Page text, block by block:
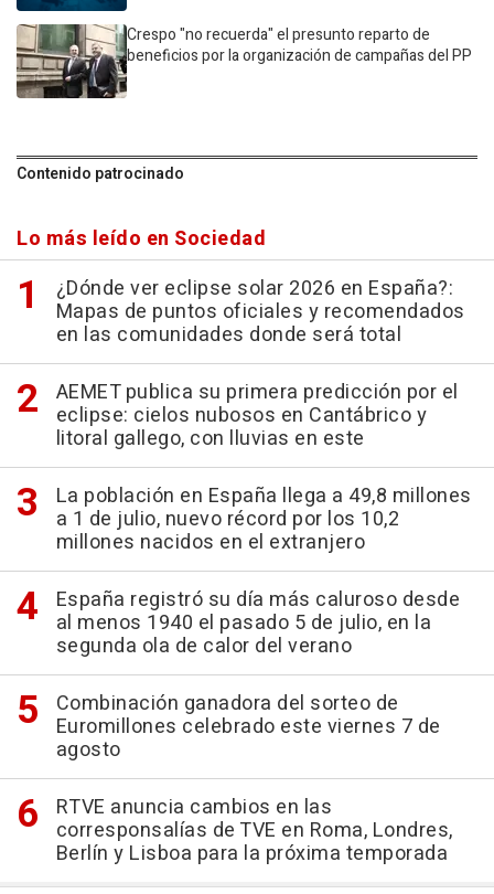
Crespo "no recuerda" el presunto reparto de
beneficios por la organización de campañas del PP
Contenido patrocinado
Lo más leído en Sociedad
¿Dónde ver eclipse solar 2026 en España?:
Mapas de puntos oficiales y recomendados
en las comunidades donde será total
AEMET publica su primera predicción por el
eclipse: cielos nubosos en Cantábrico y
litoral gallego, con lluvias en este
La población en España llega a 49,8 millones
a 1 de julio, nuevo récord por los 10,2
millones nacidos en el extranjero
España registró su día más caluroso desde
al menos 1940 el pasado 5 de julio, en la
segunda ola de calor del verano
Combinación ganadora del sorteo de
Euromillones celebrado este viernes 7 de
agosto
RTVE anuncia cambios en las
corresponsalías de TVE en Roma, Londres,
Berlín y Lisboa para la próxima temporada